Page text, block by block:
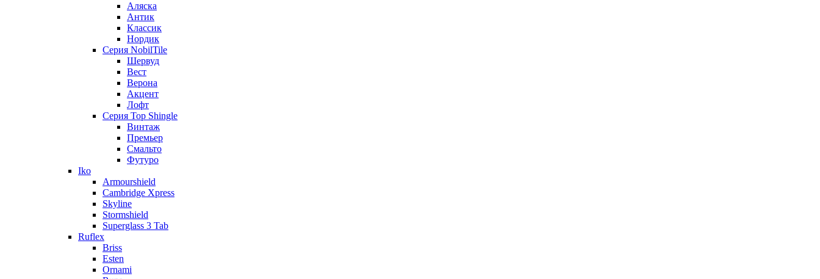
Аляска
Антик
Классик
Нордик
Серия NobilTile
Шервуд
Вест
Верона
Акцент
Лофт
Серия Top Shingle
Винтаж
Премьер
Смальто
Футуро
Iko
Armourshield
Cambridge Xpress
Skyline
Stormshield
Superglass 3 Tab
Ruflex
Briss
Esten
Ornami